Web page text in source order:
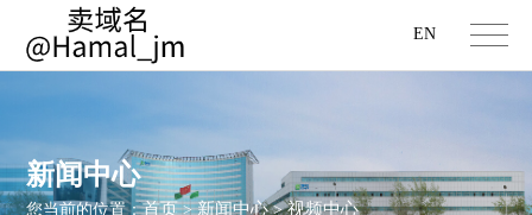
EN
新闻中心
您当前的位置：首页>新闻中心>视频中心